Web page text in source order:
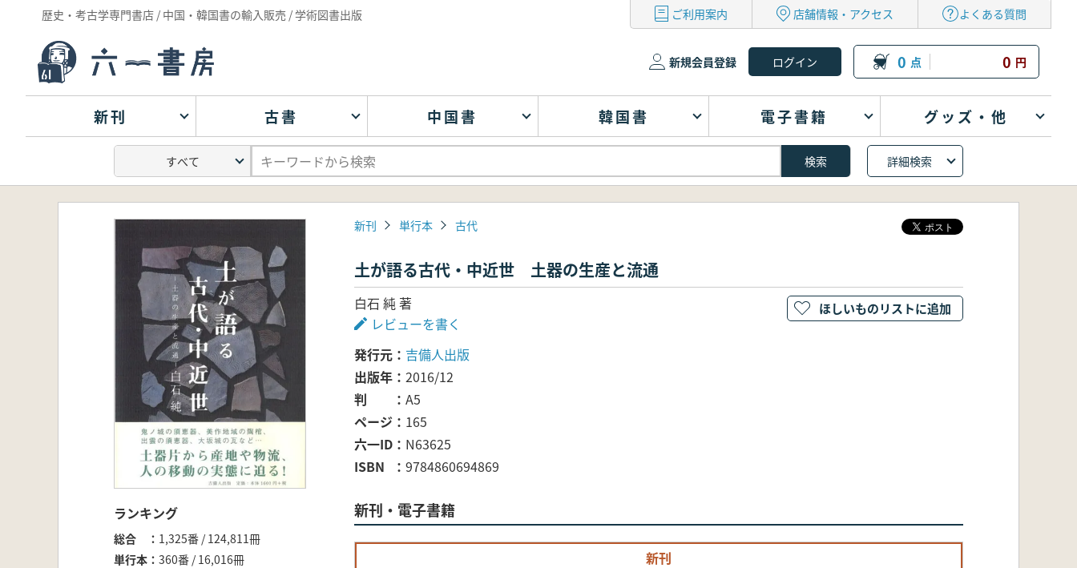
歴史・考古学専門書店 / 中国・韓国書の輸入販売 / 学術図書出版 ご利用案内 店舗情報・アクセス よくある質問
新規会員登録 0 点 0 円
新刊 古書 中国書 韓国書 電子書籍 グッズ・他
詳細検索
ランキング
総合
1,325番 / 124,811冊
単行本
360番 / 16,016冊
新刊 単行本 古代
土が語る古代・中近世 土器の生産と流通
白石 純 著
レビューを書く
発行元
吉備人出版
出版年
2016/12
判
A5
ページ
165
六一ID
N63625
ISBN
9784860694869
新刊・電子書籍
新刊
ほしいものリストに追加